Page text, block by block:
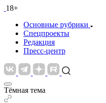
18+
Основные рубрики
Спецпроекты
Редакция
Пресс-центр
Тёмная тема